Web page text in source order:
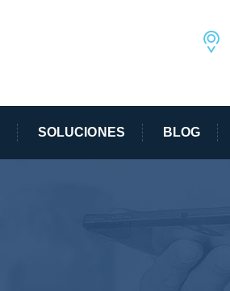
SOLUCIONES BLOG